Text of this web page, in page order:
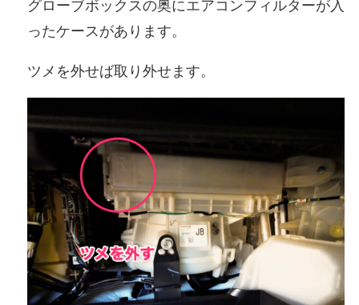
グローブボックスの奥にエアコンフィルターが入
ったケースがあります。
ツメを外せば取り外せます。